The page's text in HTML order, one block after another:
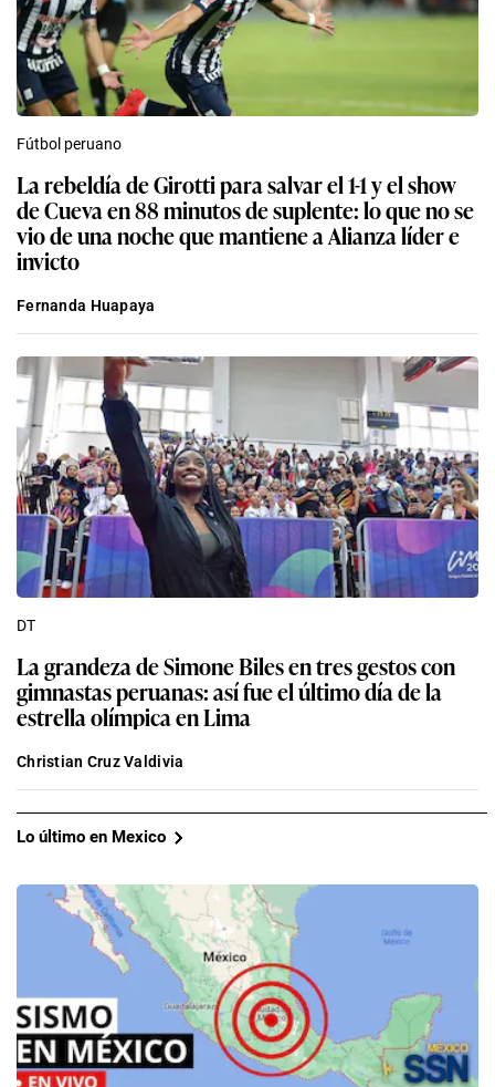
Fútbol peruano
La rebeldía de Girotti para salvar el 1-1 y el show
de Cueva en 88 minutos de suplente: lo que no se
vio de una noche que mantiene a Alianza líder e
invicto
Fernanda Huapaya
DT
La grandeza de Simone Biles en tres gestos con
gimnastas peruanas: así fue el último día de la
estrella olímpica en Lima
Christian Cruz Valdivia
Lo último en Mexico